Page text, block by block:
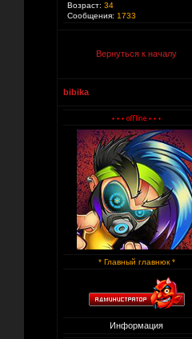
Возраст: 34
Сообщения: 1733
Вернуться к началу
bibika
* Главный главнюк *
Информация